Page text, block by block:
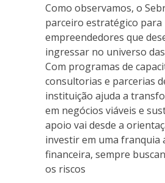
Como observamos, o
parceiro estratégico para
empreendedores que
ingressar no universo
Com programas de
consultorias e parcerias
instituição ajuda a
em negócios viáveis e
apoio vai desde a
investir em uma franquia
financeira, sempre
os riscos